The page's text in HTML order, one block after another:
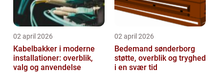
02 april 2026
Kabelbakker i moderne
installationer: overblik,
valg og anvendelse
02 april 2026
Bedemand sønderborg
støtte, overblik og tryghed
i en svær tid